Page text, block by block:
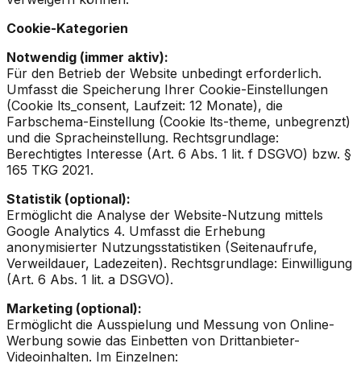
Cookie-Kategorien
Notwendig (immer aktiv):
Für den Betrieb der Website unbedingt erforderlich.
Umfasst die Speicherung Ihrer Cookie-Einstellungen
(Cookie lts_consent, Laufzeit: 12 Monate), die
Farbschema-Einstellung (Cookie lts-theme, unbegrenzt)
und die Spracheinstellung. Rechtsgrundlage:
Berechtigtes Interesse (Art. 6 Abs. 1 lit. f DSGVO) bzw. §
165 TKG 2021.
Statistik (optional):
Ermöglicht die Analyse der Website-Nutzung mittels
Google Analytics 4. Umfasst die Erhebung
anonymisierter Nutzungsstatistiken (Seitenaufrufe,
Verweildauer, Ladezeiten). Rechtsgrundlage: Einwilligung
(Art. 6 Abs. 1 lit. a DSGVO).
Marketing (optional):
Ermöglicht die Ausspielung und Messung von Online-
Werbung sowie das Einbetten von Drittanbieter-
Videoinhalten. Im Einzelnen: